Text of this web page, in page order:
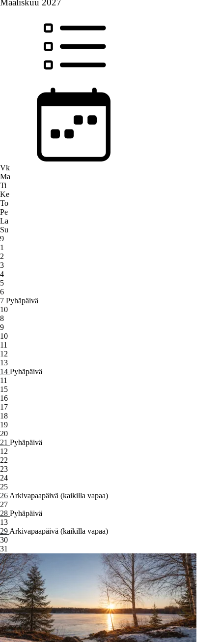
Maaliskuu 2027
Vk
Ma
Ti
Ke
To
Pe
La
Su
9
1
2
3
4
5
6
7 Pyhäpäivä
10
8
9
10
11
12
13
14 Pyhäpäivä
11
15
16
17
18
19
20
21 Pyhäpäivä
12
22
23
24
25
26 Arkivapaapäivä (kaikilla vapaa)
27
28 Pyhäpäivä
13
29 Arkivapaapäivä (kaikilla vapaa)
30
31